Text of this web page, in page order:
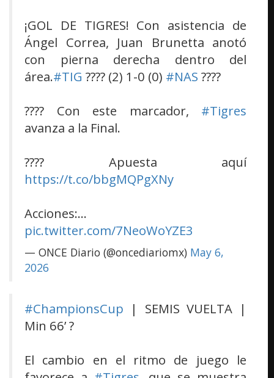
¡GOL DE TIGRES! Con asistencia de
Ángel Correa, Juan Brunetta anotó
con pierna derecha dentro del
área.#TIG ???? (2) 1-0 (0) #NAS ????
???? Con este marcador, #Tigres
avanza a la Final.
???? Apuesta aquí
https://t.co/bbgMQPgXNy
Acciones:…
pic.twitter.com/7NeoWoYZE3
— ONCE Diario (@oncediariomx) May 6,
2026
#ChampionsCup | SEMIS VUELTA |
Min 66’ ?
El cambio en el ritmo de juego le